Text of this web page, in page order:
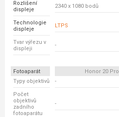
Rozlišení
displeje
2340 x 1080 bodů
Technologie
displeje
LTPS
Tvar výřezu v
displeji
-
Fotoaparát Honor 20 Pro
Typy objektivů
-
Počet
objektivů
zadního
fotoaparátu
-